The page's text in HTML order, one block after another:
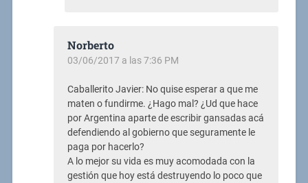
Norberto
03/06/2017 a las 7:36 PM
Caballerito Javier: No quise esperar a que me
maten o fundirme. ¿Hago mal? ¿Ud que hace
por Argentina aparte de escribir gansadas acá
defendiendo al gobierno que seguramente le
paga por hacerlo?
A lo mejor su vida es muy acomodada con la
gestión que hoy está destruyendo lo poco que